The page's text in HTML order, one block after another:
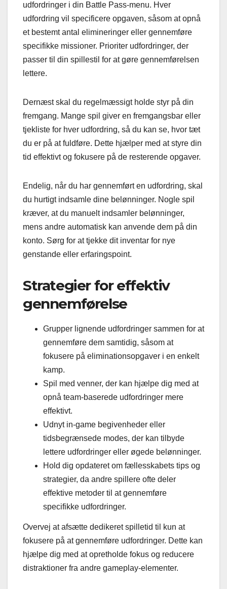
udfordringer i din Battle Pass-menu. Hver
udfordring vil specificere opgaven, såsom at opnå
et bestemt antal elimineringer eller gennemføre
specifikke missioner. Prioriter udfordringer, der
passer til din spillestil for at gøre gennemførelsen
lettere.
Dernæst skal du regelmæssigt holde styr på din
fremgang. Mange spil giver en fremgangsbar eller
tjekliste for hver udfordring, så du kan se, hvor tæt
du er på at fuldføre. Dette hjælper med at styre din
tid effektivt og fokusere på de resterende opgaver.
Endelig, når du har gennemført en udfordring, skal
du hurtigt indsamle dine belønninger. Nogle spil
kræver, at du manuelt indsamler belønninger,
mens andre automatisk kan anvende dem på din
konto. Sørg for at tjekke dit inventar for nye
genstande eller erfaringspoint.
Strategier for effektiv
gennemførelse
Grupper lignende udfordringer sammen for at
gennemføre dem samtidig, såsom at
fokusere på eliminationsopgaver i en enkelt
kamp.
Spil med venner, der kan hjælpe dig med at
opnå team-baserede udfordringer mere
effektivt.
Udnyt in-game begivenheder eller
tidsbegrænsede modes, der kan tilbyde
lettere udfordringer eller øgede belønninger.
Hold dig opdateret om fællesskabets tips og
strategier, da andre spillere ofte deler
effektive metoder til at gennemføre
specifikke udfordringer.
Overvej at afsætte dedikeret spilletid til kun at
fokusere på at gennemføre udfordringer. Dette kan
hjælpe dig med at opretholde fokus og reducere
distraktioner fra andre gameplay-elementer.